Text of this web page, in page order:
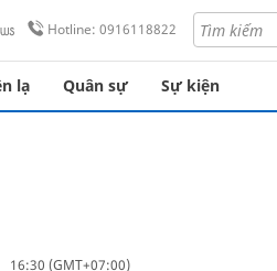
Hotline: 0916118822
lạ Quân sự Sự kiện
(GMT+07:00)